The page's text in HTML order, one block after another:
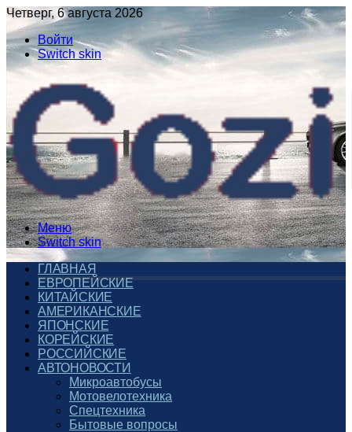
Четверг, 6 августа 2026
Войти
Switch skin
Меню
Switch skin
ГЛАВНАЯ
ЕВРОПЕЙСКИЕ
КИТАЙСКИЕ
АМЕРИКАНСКИЕ
ЯПОНСКИЕ
КОРЕЙСКИЕ
РОССИЙСКИЕ
АВТОНОВОСТИ
Микроавтобусы
Мотовелотехника
Спецтехника
Бытовые вопросы